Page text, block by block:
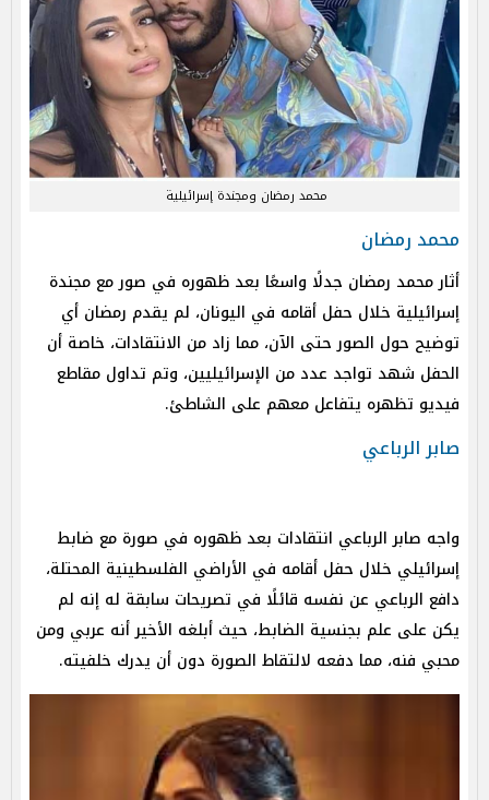
محمد رمضان ومجندة إسرائيلية
محمد رمضان
أثار محمد رمضان جدلًا واسعًا بعد ظهوره في صور مع مجندة
إسرائيلية خلال حفل أقامه في اليونان، لم يقدم رمضان أي
توضيح حول الصور حتى الآن، مما زاد من الانتقادات، خاصة أن
الحفل شهد تواجد عدد من الإسرائيليين، وتم تداول مقاطع
فيديو تظهره يتفاعل معهم على الشاطئ.
صابر الرباعي
واجه صابر الرباعي انتقادات بعد ظهوره في صورة مع ضابط
إسرائيلي خلال حفل أقامه في الأراضي الفلسطينية المحتلة،
دافع الرباعي عن نفسه قائلًا في تصريحات سابقة له إنه لم
يكن على علم بجنسية الضابط، حيث أبلغه الأخير أنه عربي ومن
محبي فنه، مما دفعه لالتقاط الصورة دون أن يدرك خلفيته.